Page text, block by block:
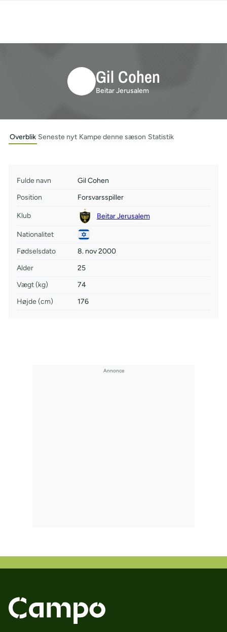
Gil Cohen
Beitar Jerusalem
Overblik Seneste nyt Kampe denne sæson Statistik
Fulde navn
Gil Cohen
Position
Forsvarsspiller
Klub Beitar Jerusalem
Nationalitet
Fødselsdato
8. nov 2000
Alder
25
Vægt (kg)
74
Højde (cm)
176